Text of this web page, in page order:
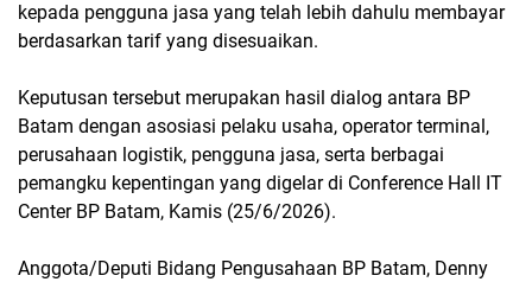
kepada pengguna jasa yang telah lebih dahulu membayar
berdasarkan tarif yang disesuaikan.
Keputusan tersebut merupakan hasil dialog antara BP
Batam dengan asosiasi pelaku usaha, operator terminal,
perusahaan logistik, pengguna jasa, serta berbagai
pemangku kepentingan yang digelar di Conference Hall IT
Center BP Batam, Kamis (25/6/2026).
Anggota/Deputi Bidang Pengusahaan BP Batam, Denny